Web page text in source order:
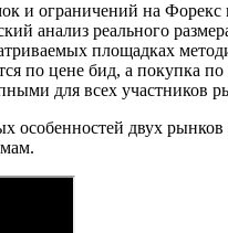
и ограничений на Форекс
анализ реального
площадках
по цене бид, а покупка
для всех участников
особенностей двух